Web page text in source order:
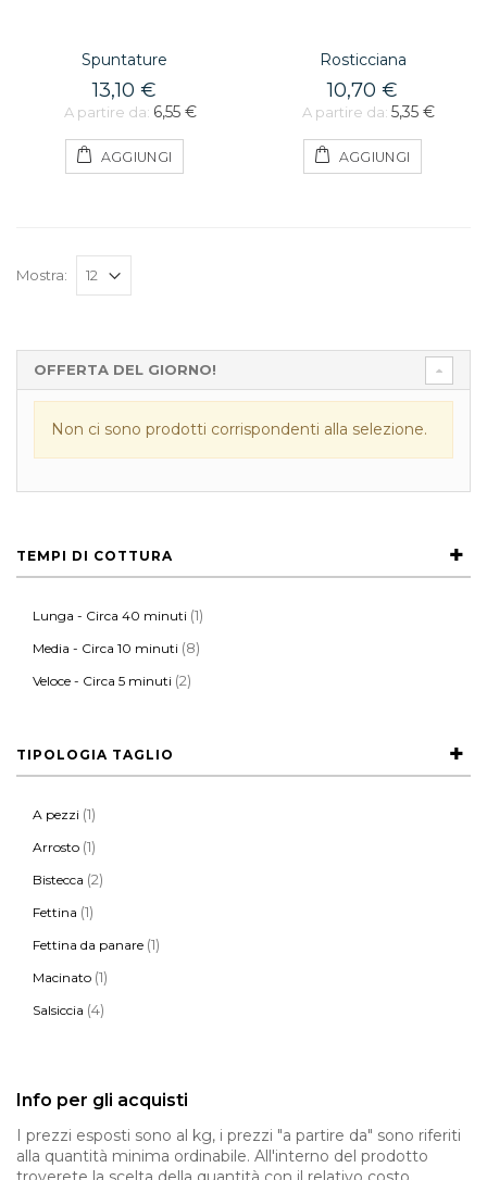
Spuntature
13,10 €
A partire da: 6,55 €
AGGIUNGI
Rosticciana
10,70 €
A partire da: 5,35 €
AGGIUNGI
Mostra:
OFFERTA DEL GIORNO!
Non ci sono prodotti corrispondenti alla selezione.
TEMPI DI COTTURA
Lunga - Circa 40 minuti (1)
Media - Circa 10 minuti (8)
Veloce - Circa 5 minuti (2)
TIPOLOGIA TAGLIO
A pezzi (1)
Arrosto (1)
Bistecca (2)
Fettina (1)
Fettina da panare (1)
Macinato (1)
Salsiccia (4)
Info per gli acquisti
I prezzi esposti sono al kg, i prezzi "a partire da" sono riferiti
alla quantità minima ordinabile. All'interno del prodotto